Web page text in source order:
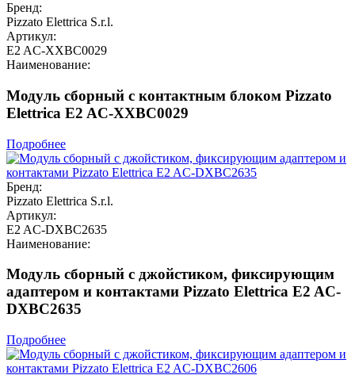
Бренд:
Pizzato Elettrica S.r.l.
Артикул:
E2 AC-XXBC0029
Наименование:
Модуль сборный с контактным блоком Pizzato
Elettrica E2 AC-XXBC0029
Подробнее
Бренд:
Pizzato Elettrica S.r.l.
Артикул:
E2 AC-DXBC2635
Наименование:
Модуль сборный с джойстиком, фиксирующим
адаптером и контактами Pizzato Elettrica E2 AC-
DXBC2635
Подробнее